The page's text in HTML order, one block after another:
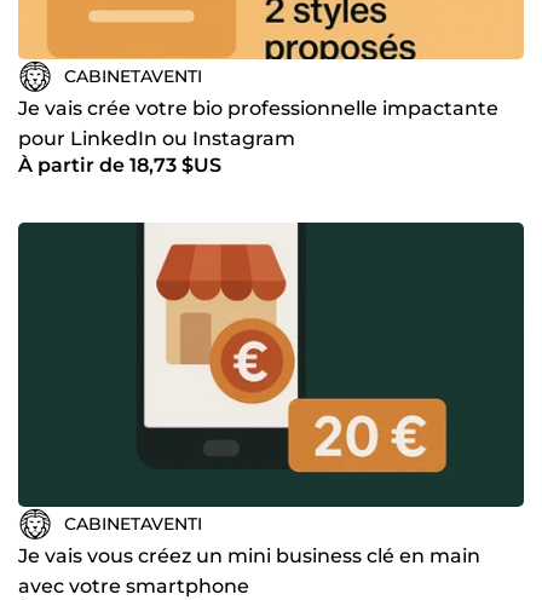
efficacité ou faire face à une période charnière, je vous
aide à avancer avec méthode, clarté et impact.
CABINETAVENTI
Je vais crée votre bio professionnelle impactante
pour LinkedIn ou Instagram
À partir de 18,73 $US
CABINETAVENTI
Je vais vous créez un mini business clé en main
avec votre smartphone